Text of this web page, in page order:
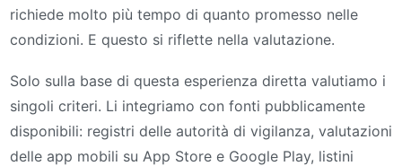
richiede molto più tempo di quanto promesso nelle
condizioni. E questo si riflette nella valutazione.
Solo sulla base di questa esperienza diretta valutiamo i
singoli criteri. Li integriamo con fonti pubblicamente
disponibili: registri delle autorità di vigilanza, valutazioni
delle app mobili su App Store e Google Play, listini